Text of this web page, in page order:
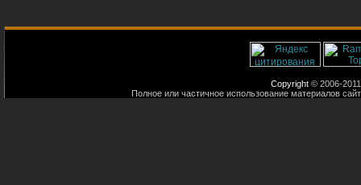
Copyright © 2006-
Полное или частичное использование материалов